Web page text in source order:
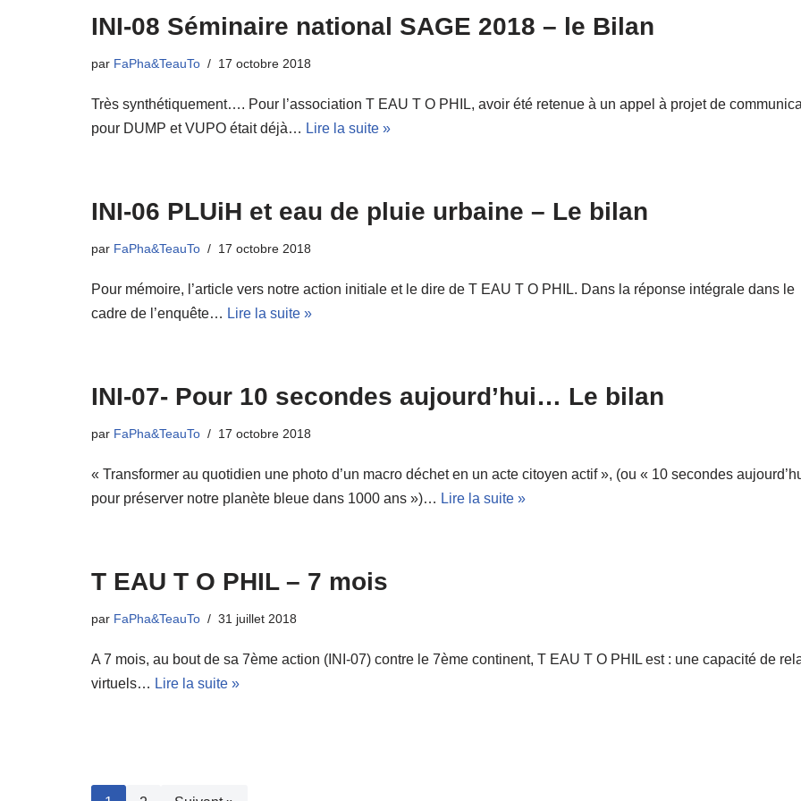
INI-08 Séminaire national SAGE 2018 – le Bilan
par FaPha&TeauTo 17 octobre 2018
Très synthétiquement…. Pour l’association T EAU T O PHIL, avoir été retenue à un appel à projet de
pour DUMP et VUPO était déjà… Lire la suite »
INI-06 PLUiH et eau de pluie urbaine – Le bilan
par FaPha&TeauTo 17 octobre 2018
Pour mémoire, l’article vers notre action initiale et le dire de T EAU T O PHIL. Dans la réponse intégrale dans le
cadre de l’enquête… Lire la suite »
INI-07- Pour 10 secondes aujourd’hui… Le bilan
par FaPha&TeauTo 17 octobre 2018
« Transformer au quotidien une photo d’un macro déchet en un acte citoyen actif », (ou « 10 secondes
pour préserver notre planète bleue dans 1000 ans »)… Lire la suite »
T EAU T O PHIL – 7 mois
par FaPha&TeauTo 31 juillet 2018
A 7 mois, au bout de sa 7ème action (INI-07) contre le 7ème continent, T EAU T O PHIL est : une capacité de
virtuels… Lire la suite »